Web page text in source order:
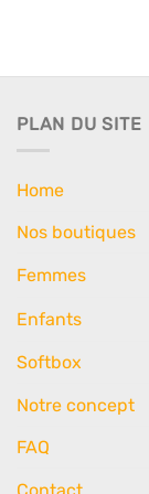
PLAN DU SITE
Home
Nos boutiques
Femmes
Enfants
Softbox
Notre concept
FAQ